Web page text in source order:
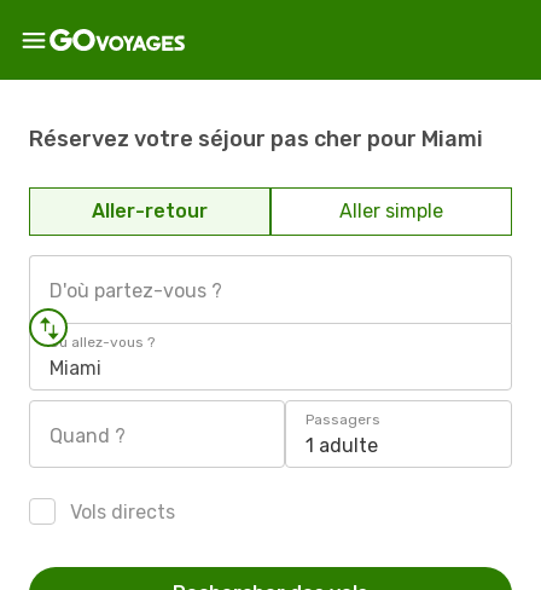
Réservez votre séjour pas cher pour Miami
Aller-retour Aller simple
D'où partez-vous ?
Où allez-vous ?
Miami
Quand ?
Passagers
1 adulte
Vols directs